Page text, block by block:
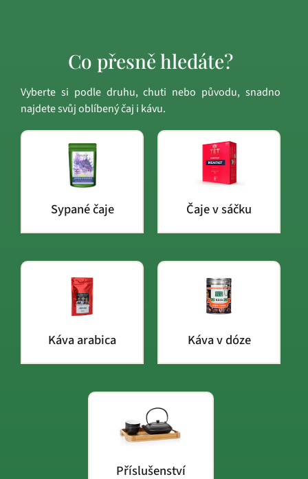
Co přesně hledáte?
Vyberte si podle druhu, chuti nebo původu, snadno
najdete svůj oblíbený čaj i kávu.
Sypané čaje Čaje v sáčku
Káva arabica Káva v dóze
Příslušenství